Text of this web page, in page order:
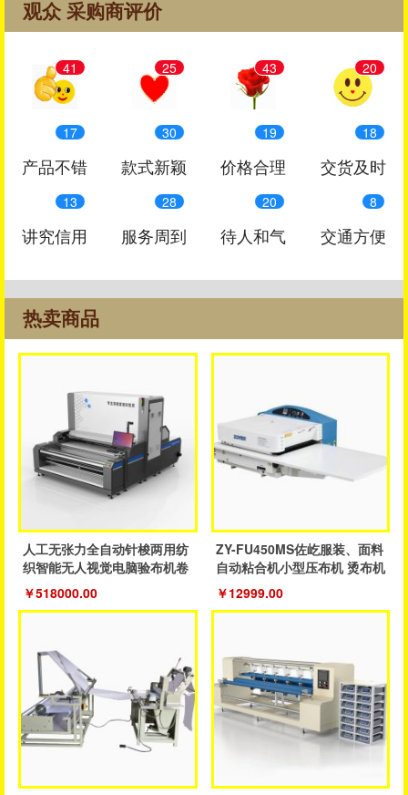
观众 采购商评价
41 25 43 20
产品不错
17
款式新颖
30
价格合理
19
交货及时
18
讲究信用
13
服务周到
28
待人和气
20
交通方便
8
热卖商品
人工无张力全自动针梭两用纺
织智能无人视觉电脑验布机卷
布机
￥518000.00
ZY-FU450MS佐屹服装、面料
自动粘合机小型压布机 烫布机
￥12999.00